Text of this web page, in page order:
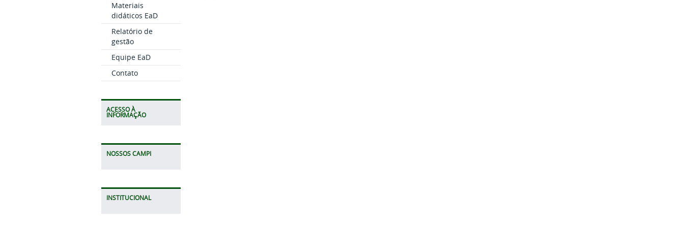
Materiais
didáticos EaD
Relatório de
gestão
Equipe EaD
Contato
ACESSO À
INFORMAÇÃO
NOSSOS CAMPI
INSTITUCIONAL